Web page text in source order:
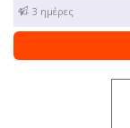
1 - 3 ημέρες